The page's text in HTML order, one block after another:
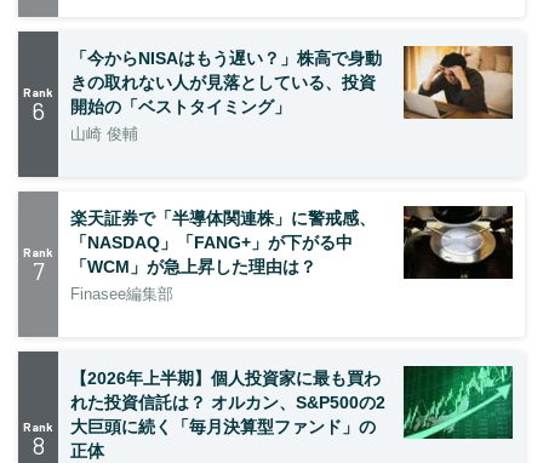
Rank
6
「今からNISAはもう遅い？」株高で身動
きの取れない人が見落としている、投資
開始の「ベストタイミング」
山崎 俊輔
Rank
7
楽天証券で「半導体関連株」に警戒感、
「NASDAQ」「FANG+」が下がる中
「WCM」が急上昇した理由は？
Finasee編集部
Rank
8
【2026年上半期】個人投資家に最も買わ
れた投資信託は？ オルカン、S&P500の2
大巨頭に続く「毎月決算型ファンド」の
正体